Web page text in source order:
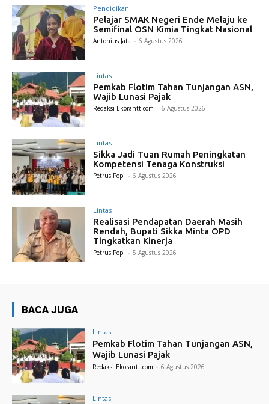
Pendidikan
Pelajar SMAK Negeri Ende Melaju ke
Semifinal OSN Kimia Tingkat Nasional
Antonius Jata - 6 Agustus 2026
Lintas
Pemkab Flotim Tahan Tunjangan ASN,
Wajib Lunasi Pajak
Redaksi Ekorantt.com - 6 Agustus 2026
Lintas
Sikka Jadi Tuan Rumah Peningkatan
Kompetensi Tenaga Konstruksi
Petrus Popi - 6 Agustus 2026
Lintas
Realisasi Pendapatan Daerah Masih
Rendah, Bupati Sikka Minta OPD
Tingkatkan Kinerja
Petrus Popi - 5 Agustus 2026
BACA JUGA
Lintas
Pemkab Flotim Tahan Tunjangan ASN,
Wajib Lunasi Pajak
Redaksi Ekorantt.com - 6 Agustus 2026
Lintas